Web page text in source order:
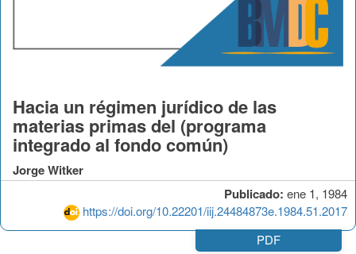
Publicado: ene 1, 1984
https://doi.org/10.22201/iij.24484873e.1984.51.2017
Hacia un régimen jurídico de las
materias primas del (programa
integrado al fondo común)
Jorge Witker
PDF